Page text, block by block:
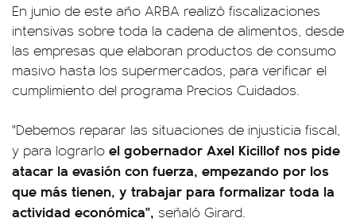
En junio de este año ARBA realizó fiscalizaciones
intensivas sobre toda la cadena de alimentos, desde
las empresas que elaboran productos de consumo
masivo hasta los supermercados, para verificar el
cumplimiento del programa Precios Cuidados.
"Debemos reparar las situaciones de injusticia fiscal,
y para lograrlo el gobernador Axel Kicillof nos pide
atacar la evasión con fuerza, empezando por los
que más tienen, y trabajar para formalizar toda la
actividad económica", señaló Girard.